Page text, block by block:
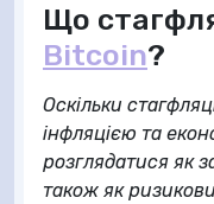
Що
Bitcoin?
Оскільки
інфляцією та
розглядатися як
також як